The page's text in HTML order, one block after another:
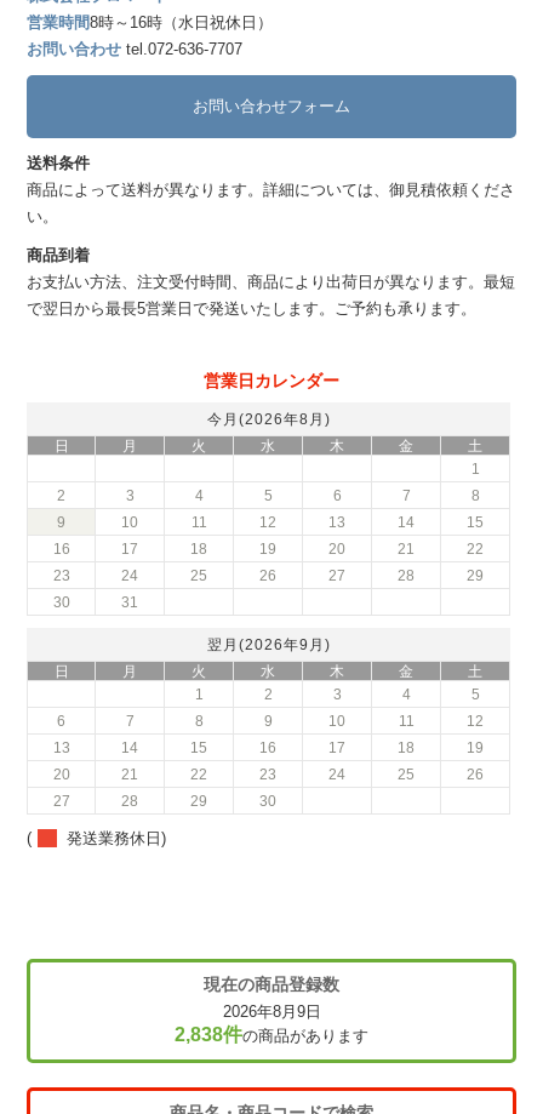
営業時間8時～16時（水日祝休日）
お問い合わせ tel.072-636-7707
お問い合わせフォーム
送料条件
商品によって送料が異なります。詳細については、御見積依頼くださ
い。
商品到着
お支払い方法、注文受付時間、商品により出荷日が異なります。最短
で翌日から最長5営業日で発送いたします。ご予約も承ります。
営業日カレンダー
今月(2026年8月)
日
月 火 水 木 金
土
1
2
3 4 5 6 7
8
9
10 11 12 13 14
15
16
17 18 19 20 21
22
23
24 25 26 27 28
29
30
31
翌月(2026年9月)
日
月 火 水 木 金
土
1
2 3 4
5
6
7 8 9 10 11
12
13
14 15 16 17 18
19
20
21 22 23 24 25
26
27
28 29 30
( 発送業務休日)
現在の商品登録数
2026年8月9日
2,838件の商品があります